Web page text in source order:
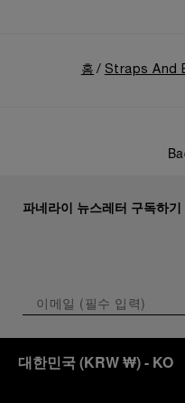
홈 Straps And
파네라이 뉴스레터 구독하기
대한민국(KRW ₩)- KO